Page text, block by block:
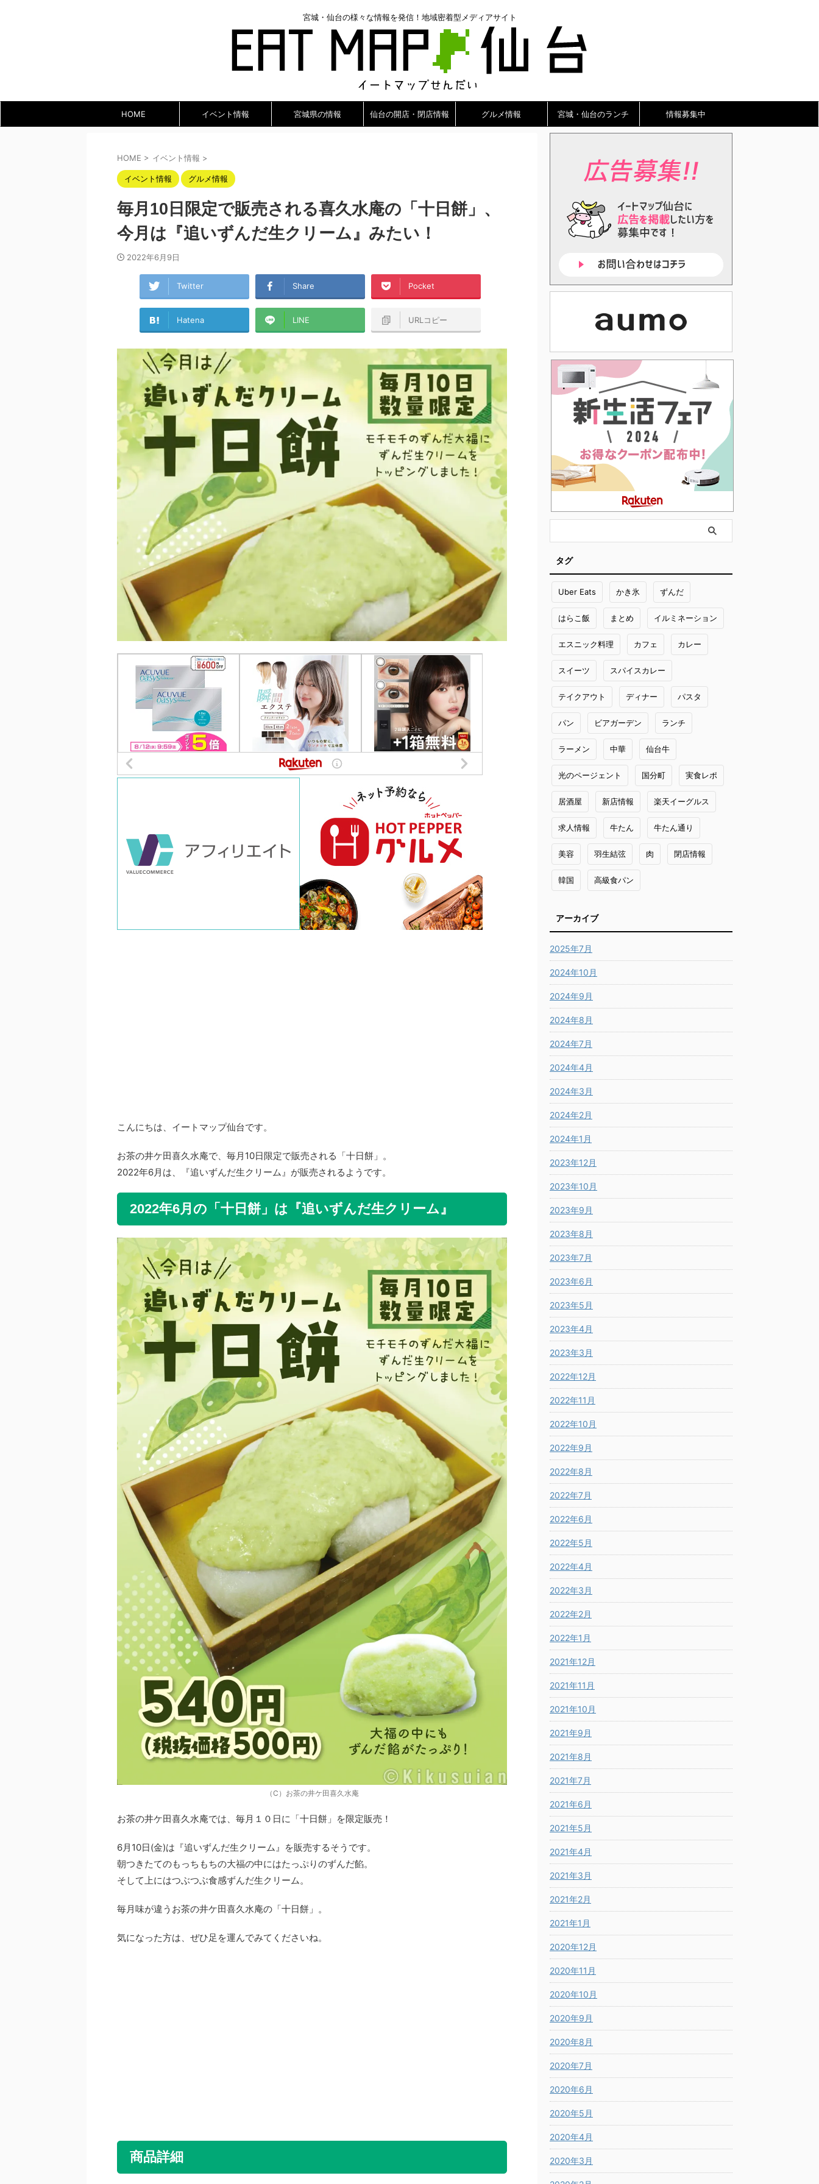
宮城・仙台の様々な情報を発信！地域密着型メディアサイト
HOME イベント情報 宮城県の情報 仙台の開店・閉店情報 グルメ情報 宮城・仙台のランチ 情報募集中
HOME > イベント情報 >
イベント情報 グルメ情報
毎月10日限定で販売される喜久水庵の「十日餅」、
今月は『追いずんだ生クリーム』みたい！
2022年6月9日
Twitter Share Pocket
Hatena LINE URLコピー
こんにちは、イートマップ仙台です。
お茶の井ケ田喜久水庵で、毎月10日限定で販売される「十日餅」。
2022年6月は、『追いずんだ生クリーム』が販売されるようです。
2022年6月の「十日餅」は『追いずんだ生クリーム』
（C）お茶の井ケ田喜久水庵
お茶の井ケ田喜久水庵では、毎月１０日に「十日餅」を限定販売！
6月10日(金)は『追いずんだ生クリーム』を販売するそうです。
朝つきたてのもっちもちの大福の中にはたっぷりのずんだ餡。
そして上にはつぶつぶ食感ずんだ生クリーム。
毎月味が違うお茶の井ケ田喜久水庵の「十日餅」。
気になった方は、ぜひ足を運んでみてくださいね。
商品詳細
タグ
Uber Eats かき氷 ずんだ
はらこ飯 まとめ イルミネーション
エスニック料理 カフェ カレー
スイーツ スパイスカレー
テイクアウト ディナー パスタ
パン ビアガーデン ランチ
ラーメン 中華 仙台牛
光のページェント 国分町 実食レポ
居酒屋 新店情報 楽天イーグルス
求人情報 牛たん 牛たん通り
美容 羽生結弦 肉 閉店情報
韓国 高級食パン
アーカイブ
2025年7月
2024年10月
2024年9月
2024年8月
2024年7月
2024年4月
2024年3月
2024年2月
2024年1月
2023年12月
2023年10月
2023年9月
2023年8月
2023年7月
2023年6月
2023年5月
2023年4月
2023年3月
2022年12月
2022年11月
2022年10月
2022年9月
2022年8月
2022年7月
2022年6月
2022年5月
2022年4月
2022年3月
2022年2月
2022年1月
2021年12月
2021年11月
2021年10月
2021年9月
2021年8月
2021年7月
2021年6月
2021年5月
2021年4月
2021年3月
2021年2月
2021年1月
2020年12月
2020年11月
2020年10月
2020年9月
2020年8月
2020年7月
2020年6月
2020年5月
2020年4月
2020年3月